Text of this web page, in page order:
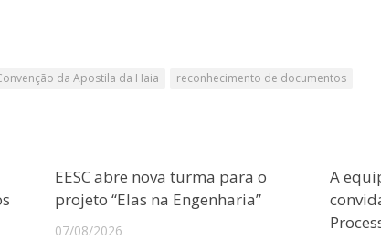
da Apostila da Haia reconhecimento de documentos
EESC abre nova turma para o
projeto “Elas na Engenharia”
07/08/2026
A